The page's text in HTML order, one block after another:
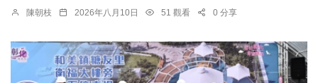
陳朝枝 2026年八月10日 51 觀看 0 分享